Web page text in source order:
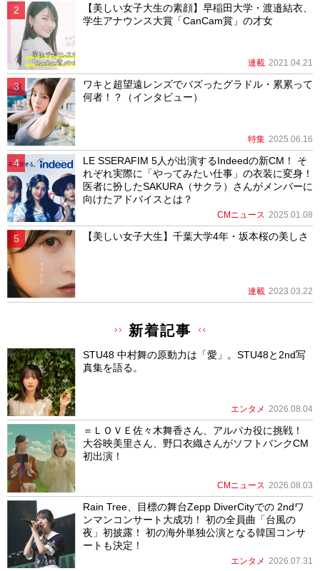
【美しい女子大生の素顔】早稲田大学・渡邉結衣、
学生アナウンス大賞「CanCam賞」の才女
連載 2021.04.21
ワキと超望遠レンズでバズったグラドル・累累って
何者！？（インタビュー）
特集 2025.06.16
LE SSERAFIM 5人が出演するIndeedの新CM！ そ
れぞれ実際に「やってみたい仕事」の衣装に変身！
医者に扮したSAKURA（サクラ）さんがメンバーに
向けたアドバイスとは？
CMニュース 2025.01.08
【美しい女子大生】千葉大学4年・坂本桜の美しさ
連載 2023.03.22
新着記事
STU48 中村舞の原動力は「愛」。STU48と2nd写
真集を語る。
エンタメ 2026.08.04
＝ＬＯＶＥ佐々木舞香さん、アルパカ役に挑戦！
大谷映美里さん、野口衣織さんがソフトバンクCM
初出演！
CMニュース 2026.08.03
Rain Tree、目標の舞台Zepp DiverCityでの 2ndワ
ンマンコンサート大成功！ 初の全員曲「台風の
夜」初披露！ 初の海外単独公演となる韓国コンサ
ートも決定！
エンタメ 2026.07.31